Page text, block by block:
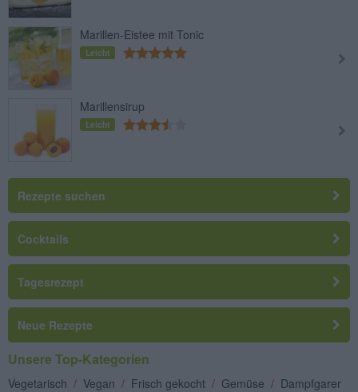
Marillen-Eistee mit Tonic
Leicht
Marillensirup
Leicht
Rezepte suchen
Cocktails
Tagesrezept
Neue Rezepte
Unsere Top-Kategorien
Vegetarisch / Vegan / Frisch gekocht / Gemüse / Dampfgarer